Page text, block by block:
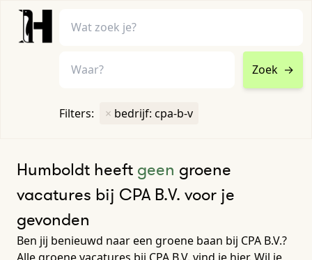
Zoek →
Filters: × bedrijf: cpa-b-v
Humboldt heeft geen groene
vacatures bij CPA B.V. voor je
gevonden
Ben jij benieuwd naar een groene baan bij CPA B.V.?
Alle groene vacatures bij CPA B.V. vind je hier. Wil je